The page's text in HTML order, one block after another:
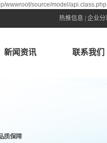
wwwroot/source/model/
热推信息 企业分
新闻资讯 联系我们